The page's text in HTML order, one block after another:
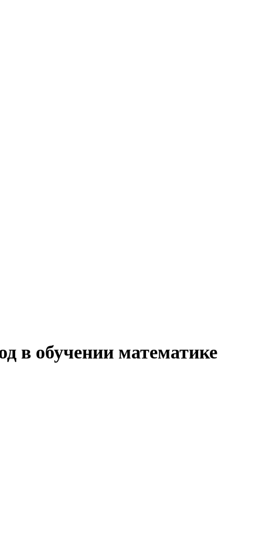
в обучении математике